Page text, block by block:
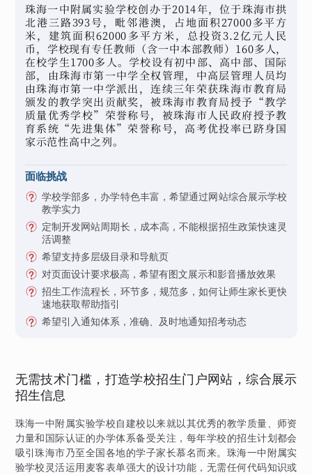
珠海一中附属实验学校创办于2014年，位于珠海市拱
北港三路393号，毗邻港澳，占地面积27000多平方
米，建筑面积62000多平方米，总投资3.2亿元人民
币，学校现有专任教师（含一中本部教师）160多人，
在校学生1700多人。学校设有初中部、高中部、国际
部，由珠海市第一中学全权管理，中高层管理人员均
由珠海市第一中学派出，连续三年荣获珠海市教育局
颁发的教学突出贡献奖，被珠海市教育局授予“教学
质量优秀学校”荣誉称号，被珠海市人民政府授予教
育系统“先进集体”荣誉称号，高考优投率已跻身国
家示范性高中之列。
面临挑战
学校学部多，办学特色丰富，希望通过网站综合展示学校
教学实力
定制开发网站周期长，成本高，不能根据招生政策快速灵
活调整
希望支持多层级目录和导航页
对页面设计要求极高，希望有图文展示和影音播放效果
招生工作流程长，环节多，规范多，如何让师生家长更快
速地获取帮助指引
希望引入通知体系，准确、及时地通知招考动态
无需技术门槛，打造学校招生门户网站，综合展示
招生信息
珠海一中附属实验学校自建校以来就以其优秀的教学质量、师资
力量和国际认证的办学体系备受关注，每年学校的招生计划都会
吸引珠海市乃至全国各地的学子家长慕名而来。珠海一中附属实
验学校灵活运用麦客表单强大的设计功能，无需任何代码知识或